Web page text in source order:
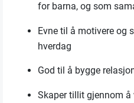
for barna, og som
Evne til å motivere og
hverdag
Godtil å bygge
Skapertillit gjennom å